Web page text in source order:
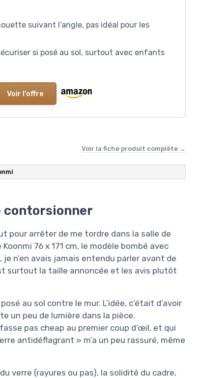
suivant l’angle, pas idéal pour les
si posé au sol, surtout avec enfants
Voir l'offre
Voir la fiche produit complète →
contorsionner
pour arrêter de me tordre dans la salle de
76 x 171 cm, le modèle bombé avec
n’en avais jamais entendu parler avant de
surtout la taille annoncée et les avis plutôt
au sol contre le mur. L’idée, c’était d’avoir
un peu de lumière dans la pièce.
pas cheap au premier coup d’œil, et qui
antidéflagrant » m’a un peu rassuré, même
verre (rayures ou pas), la solidité du cadre,